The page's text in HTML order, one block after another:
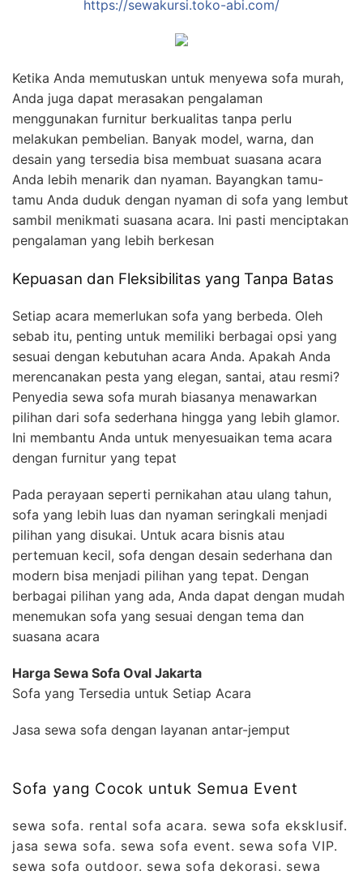
https://sewakursi.toko-abi.com/
Ketika Anda memutuskan untuk menyewa sofa murah,
Anda juga dapat merasakan pengalaman
menggunakan furnitur berkualitas tanpa perlu
melakukan pembelian. Banyak model, warna, dan
desain yang tersedia bisa membuat suasana acara
Anda lebih menarik dan nyaman. Bayangkan tamu-
tamu Anda duduk dengan nyaman di sofa yang lembut
sambil menikmati suasana acara. Ini pasti menciptakan
pengalaman yang lebih berkesan
Kepuasan dan Fleksibilitas yang Tanpa Batas
Setiap acara memerlukan sofa yang berbeda. Oleh
sebab itu, penting untuk memiliki berbagai opsi yang
sesuai dengan kebutuhan acara Anda. Apakah Anda
merencanakan pesta yang elegan, santai, atau resmi?
Penyedia sewa sofa murah biasanya menawarkan
pilihan dari sofa sederhana hingga yang lebih glamor.
Ini membantu Anda untuk menyesuaikan tema acara
dengan furnitur yang tepat
Pada perayaan seperti pernikahan atau ulang tahun,
sofa yang lebih luas dan nyaman seringkali menjadi
pilihan yang disukai. Untuk acara bisnis atau
pertemuan kecil, sofa dengan desain sederhana dan
modern bisa menjadi pilihan yang tepat. Dengan
berbagai pilihan yang ada, Anda dapat dengan mudah
menemukan sofa yang sesuai dengan tema dan
suasana acara
Harga Sewa Sofa Oval Jakarta
Sofa yang Tersedia untuk Setiap Acara
Jasa sewa sofa dengan layanan antar-jemput
Sofa yang Cocok untuk Semua Event
sewa sofa. rental sofa acara. sewa sofa eksklusif.
jasa sewa sofa. sewa sofa event. sewa sofa VIP.
sewa sofa outdoor. sewa sofa dekorasi. sewa